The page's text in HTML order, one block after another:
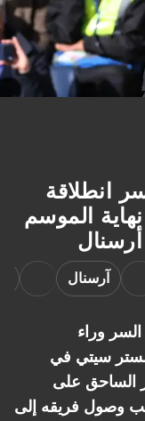
انطلاقة
الموسم
آرسنال
السر وراء
سيتي في
الساحق على
وصول فريقه إلى